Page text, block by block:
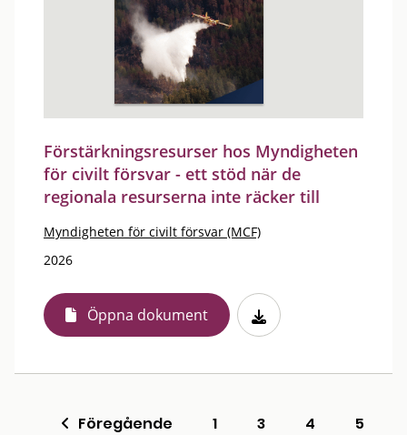
Förstärkningsresurser hos Myndigheten
för civilt försvar - ett stöd när de
regionala resurserna inte räcker till
Myndigheten för civilt försvar (MCF)
2026
Öppna dokument
Föregående 1 3 4
5